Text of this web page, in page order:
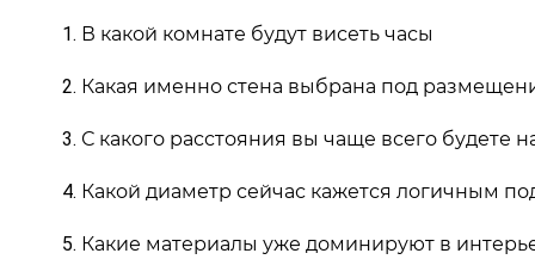
В какой комнате будут висеть часы
Какая именно стена выбрана под
С какого расстояния вы чаще всего будете
Какой диаметр сейчас кажется логичным
Какие материалы уже доминируют в